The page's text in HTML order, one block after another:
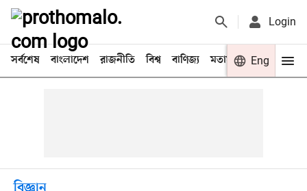
Login
সর্বশেষ বাংলাদেশ রাজনীতি বিশ্ব বাণিজ্য মতামত খেলা
Eng